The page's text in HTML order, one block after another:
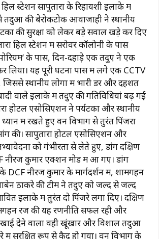
स्टेशन सापुतारा के रिहायशी इलाके में
की बेरोकटोक आवाजाही ने स्थानीय
की सुरक्षा को लेकर बड़े सवाल खड़े कर दिए
हिल स्टेशन में सरोवर कॉलोनी के पास
के पास, दिन-दहाड़े एक तेंदुए ने एक
लिया। यह पूरी घटना पास में लगे एक CCTV
स्थानीय लोगों में भारी डर और दहशत
वाले इलाके में तेंदुए की गतिविधियां बढ़ गई
होटल एसोसिएशन ने पर्यटकों और स्थानीय
ध्यान में रखते हुए वन विभाग से तुरंत पिंजरा
की। सापुतारा होटल एसोसिएशन और
को गंभीरता से लेते हुए, डांग दक्षिण
नीरज कुमार एक्शन मोड में आ गए। डांग
DCF नीरज कुमार के मार्गदर्शन में, शामगहन
ठाकरे की टीम ने तेंदुए को जल्द से जल्द
इलाके में तुरंत दो पिंजरे लगा दिए। दक्षिण
रेंज की यह रणनीति सफल रही और
देने वाला वही खूंखार और विशाल तेंदुआ
में सुरक्षित रूप से कैद हो गया। वन विभाग के